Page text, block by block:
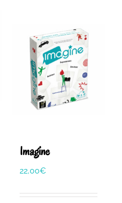
Imagine
22,00€